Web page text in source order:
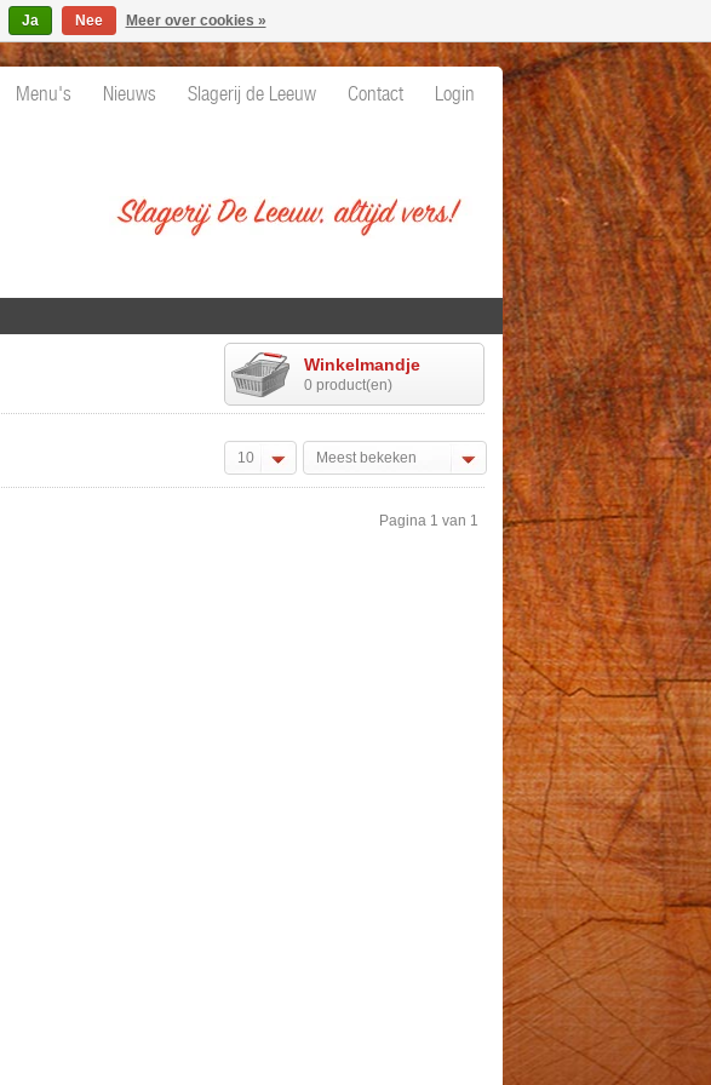
Menu's Nieuws Slagerij de Leeuw Contact Login
Winkelmandje
0 product(en)
10 Meest bekeken
Pagina 1 van 1
Ja Nee Meer over cookies »